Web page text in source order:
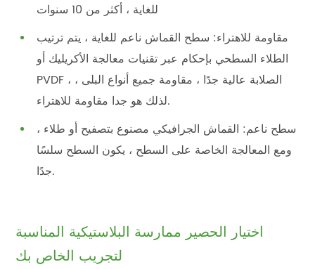
للغاية ، أكثر من 10 سنوات
مقاومة للاهتراء: سطح القماش ناعم للغاية ، يتم ترتيب
الطلاء السطحي بإحكام عبر تقنيات معالجة الأكريليك أو
PVDF ، الصلابة عالية جدًا ، مقاومة جميع أنواع البلى ،
لذلك هو جدا مقاومة للاهتراء.
سطح ناعم: القماش الجرافيكي مصنوع بتصفيح أو طلاء ،
ومع المعالجة الخاصة على السطح ، يكون السطح سلسًا
جدًا.
اختيار الحصير ممارسة البلاستيكية المناسبة
لتجريب الخاص بك